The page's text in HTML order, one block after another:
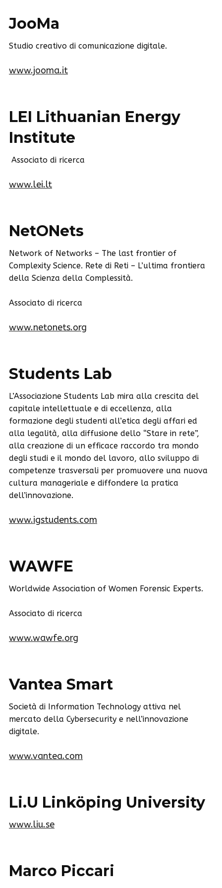
JooMa
Studio creativo di comunicazione digitale.
www.jooma.it
LEI Lithuanian Energy
Institute
​Associato di ricerca
www.lei.lt
NetONets
Network of Networks – The last frontier of
Complexity Science. Rete di Reti – L’ultima frontiera
della Scienza della Complessità.
Associato di ricerca
www.netonets.org
Students Lab
L’Associazione Students Lab mira alla crescita del
capitale intellettuale e di eccellenza, alla
formazione degli studenti all’etica degli affari ed
alla legalità, alla diffusione dello “Stare in rete”,
alla creazione di un efficace raccordo tra mondo
degli studi e il mondo del lavoro, allo sviluppo di
competenze trasversali per promuovere una nuova
cultura manageriale e diffondere la pratica
dell’innovazione.
www.igstudents.com
WAWFE
Worldwide Association of Women Forensic Experts.
Associato di ricerca
www.wawfe.org
Vantea Smart
Società di Information Technology attiva nel
mercato della Cybersecurity e nell’innovazione
digitale.
www.vantea.com
Li.U Linköping University
www.liu.se
Marco Piccari